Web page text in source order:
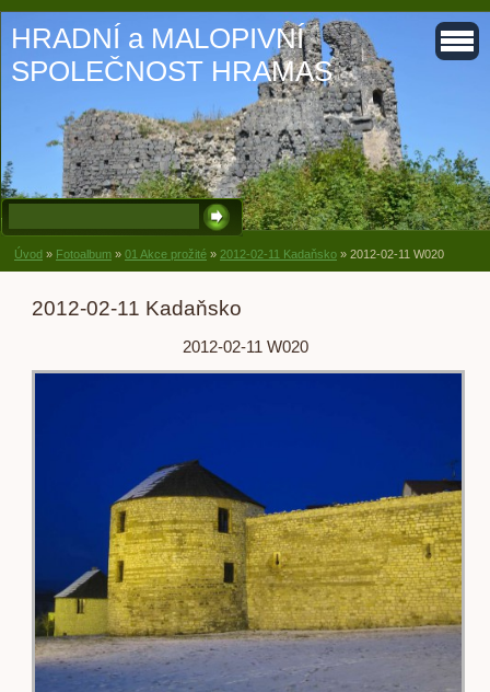
HRADNÍ a MALOPIVNÍ
SPOLEČNOST HRAMAS
Úvod » Fotoalbum » 01 Akce prožité » 2012-02-11 Kadaňsko » 2012-02-11 W020
2012-02-11 Kadaňsko
2012-02-11 W020